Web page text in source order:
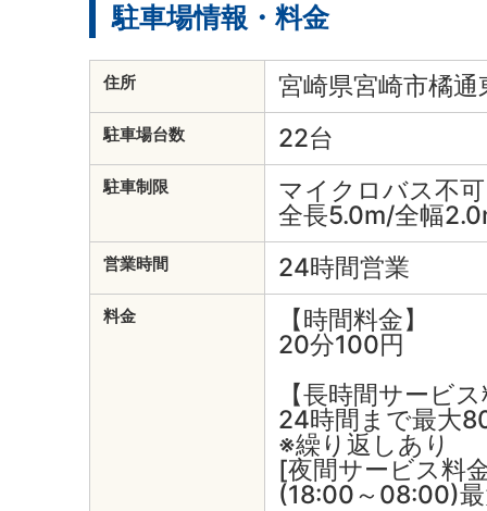
駐車場情報・料金
住所 宮崎県宮崎市橘
駐車場台数 22台
駐車制限
マイクロバス不
全長5.0m/全幅
営業時間 24時間営業
料金
【時間料金】
20分100円
【長時間サービ
24時間まで最大
※繰り返しあり
[夜間サービス料
(18:00～08:00)